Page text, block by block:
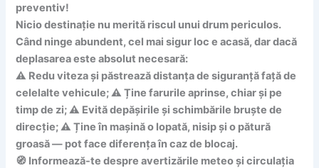
preventiv!
Nicio destinație nu merită riscul unui drum periculos.
Când ninge abundent, cel mai sigur loc e acasă, dar dacă
deplasarea este absolut necesară:
⚠️ Redu viteza și păstrează distanța de siguranță față de
celelalte vehicule; ⚠️ Ține farurile aprinse, chiar și pe
timp de zi; ⚠️ Evită depășirile și schimbările bruște de
direcție; ⚠️ Ține în mașină o lopată, nisip și o pătură
groasă — pot face diferența în caz de blocaj.
🧭 Informează-te despre avertizările meteo și circulația